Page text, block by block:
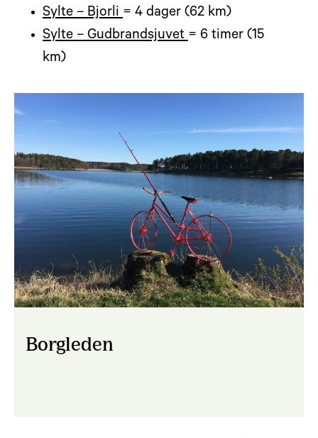
Sylte – Bjorli= 4 dager (62 km)
Sylte – Gudbrandsjuvet= 6 timer (15
km)
Borgleden